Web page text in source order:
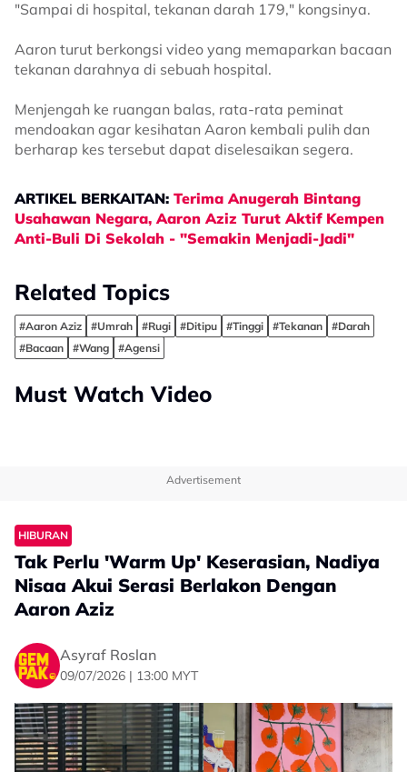
"Sampai di hospital, tekanan darah 179," kongsinya.
Aaron turut berkongsi video yang memaparkan bacaan
tekanan darahnya di sebuah hospital.
Menjengah ke ruangan balas, rata-rata peminat
mendoakan agar kesihatan Aaron kembali pulih dan
berharap kes tersebut dapat diselesaikan segera.
ARTIKEL BERKAITAN: Terima Anugerah Bintang
Usahawan Negara, Aaron Aziz Turut Aktif Kempen
Anti-Buli Di Sekolah - "Semakin Menjadi-Jadi"
Related Topics
#Aaron Aziz #Umrah #Rugi #Ditipu #Tinggi #Tekanan
#Darah
#Bacaan
#Wang #Agensi
Must Watch Video
Advertisement
HIBURAN
Tak Perlu 'Warm Up' Keserasian, Nadiya
Nisaa Akui Serasi Berlakon Dengan
Aaron Aziz
Asyraf Roslan
09/07/2026 | 13:00 MYT